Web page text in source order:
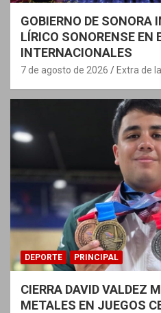
GOBIERNO DE SONORA
LÍRICO SONORENSE EN
INTERNACIONALES
7 de agosto de 2026 Extra de
DEPORTE PRINCIPAL
CIERRA DAVID VALDEZ
METALES EN JUEGOS